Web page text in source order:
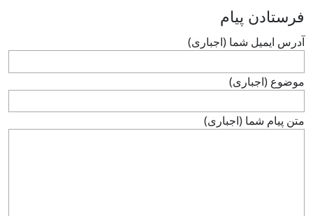
فرستادن پيام
آدرس ايميل شما (اجباری)
موضوع (اجباری)
متن پيام شما (اجباری)